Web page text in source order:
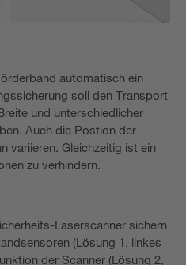
automatisch ein
soll den Transport
und unterschiedlicher
Auch die Postion der
variieren. Gleichzeitig ist ein
zu verhindern.
Laserscanner sichern
(Lösung 1, linkes
der Scanner (Lösung 2,